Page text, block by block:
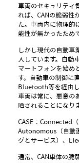
車両のセキュリティ
れば、CANの脆弱性
た。車両内に物理的
能性が無かったため
しかし現代の自動車
入しています。自動
マートフォンを始め
す。自動車の制御に
Bluetooth等を経由
車両は常に、悪意の
晒されることになり
CASE：Connected
Autonomous（自動
グとサービス）、
通常、CAN単体の脆